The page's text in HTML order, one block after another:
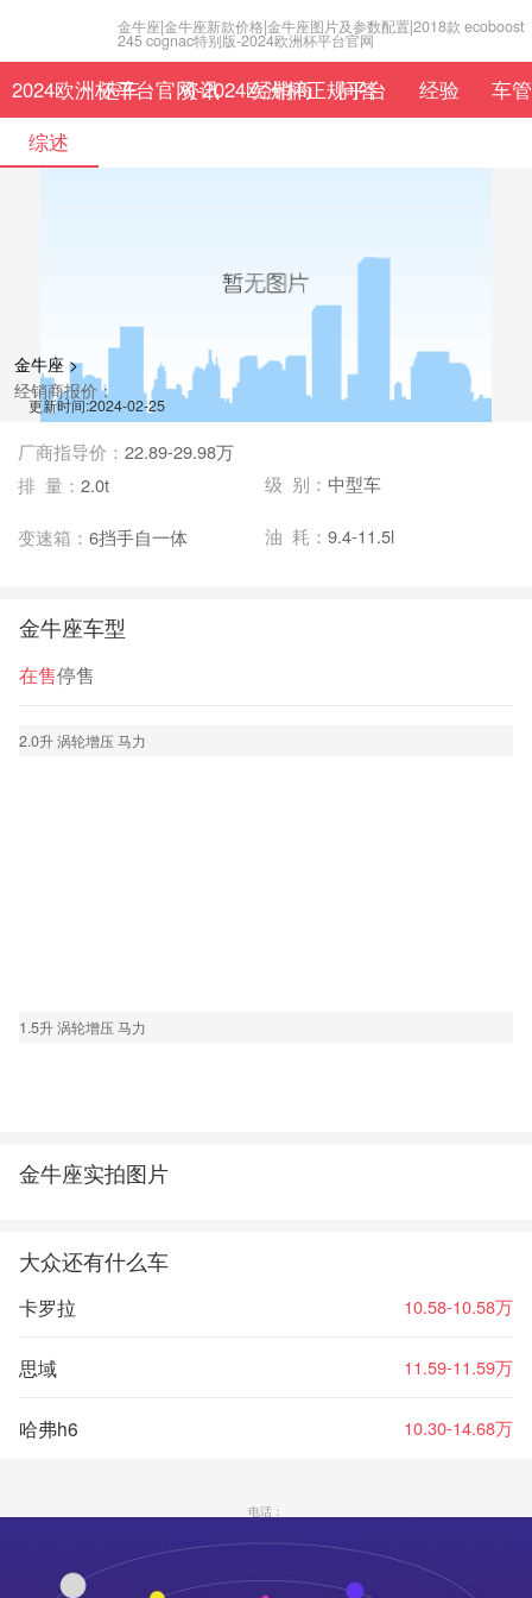
金牛座|金牛座新款价格|金牛座图片及参数配置|2018款 ecoboost
245 cognac特别版-2024欧洲杯平台官网
2024欧洲杯平台官网-2024欧洲杯正规平台
选车 资讯 经销商 问答 经验
车
综述
金牛座 >
经销商报价：
更新时间:2024-02-25
厂商指导价： 22.89-29.98万
排 量： 2.0t 级 别： 中型车
变速箱： 6挡手自一体 油 耗： 9.4-11.5l
金牛座车型
在售停售
2.0升 涡轮增压 马力
1.5升 涡轮增压 马力
金牛座实拍图片
大众还有什么车
卡罗拉 10.58-10.58万
思域 11.59-11.59万
哈弗h6 10.30-14.68万
电话：